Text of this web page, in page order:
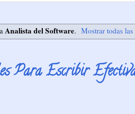
Analista del Software. Mostrar todas las
Para Escribir